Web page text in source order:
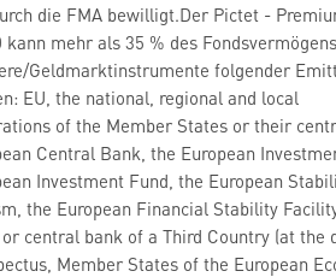
die FMA bewilligt.Der Pictet -
kann mehr als 35 % des
Geldmarktinstrumente folgender
EU, the national, regional and local
of the Member States or their
Central Bank, the European
Investment Fund, the European
the European Financial Stability
central bank of a Third Country (at the
Member States of the European